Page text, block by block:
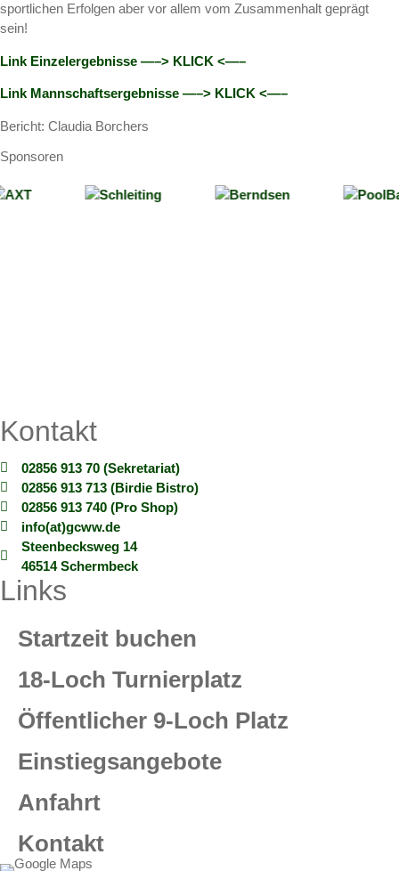
sportlichen Erfolgen aber vor allem vom Zusammenhalt geprägt
sein!
Link Einzelergebnisse —–> KLICK <—–
Link Mannschaftsergebnisse —–> KLICK <—–
Bericht: Claudia Borchers
Sponsoren
Kontakt
02856 913 70 (Sekretariat)
02856 913 713 (Birdie Bistro)
02856 913 740 (Pro Shop)
info(at)gcww.de
Steenbecksweg 14
46514 Schermbeck
Links
Startzeit buchen
18-Loch Turnierplatz
Öffentlicher 9-Loch Platz
Einstiegsangebote
Anfahrt
Kontakt